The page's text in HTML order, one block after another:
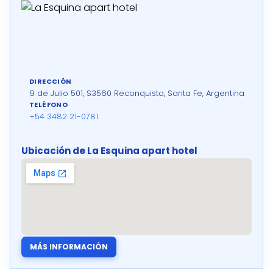
DIRECCIÓN
9 de Julio 501, S3560 Reconquista, Santa Fe, Argentina
TELÉFONO
+54 3482 21-0781
Ubicación de La Esquina apart hotel
MÁS INFORMACIÓN